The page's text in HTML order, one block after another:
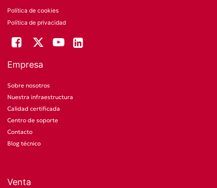
Política de cookies
Política de privacidad
Empresa
Sobre nosotros
Nuestra infraestructura
Calidad certificada
Centro de soporte
Contacto
Blog técnico
Venta